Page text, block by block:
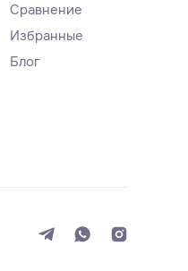
Сравнение
Избранные
Блог
Темная Светлая